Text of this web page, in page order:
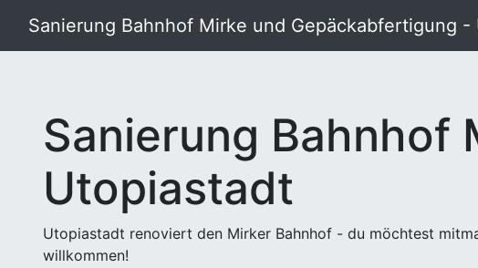
Sanierung Bahnhof Mirke und Gepäckabfertigung -
Sanierung Bahnhof
Utopiastadt
Utopiastadt renoviert den Mirker Bahnhof - du möchtest
willkommen!